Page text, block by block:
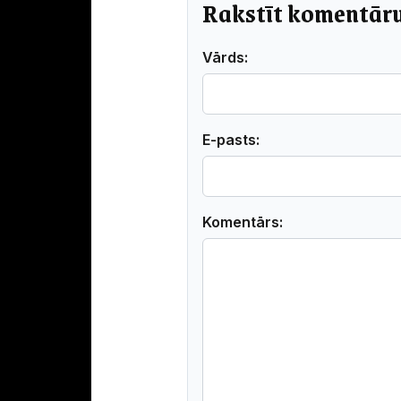
Rakstīt
Vārds:
E-pasts:
Komentārs: